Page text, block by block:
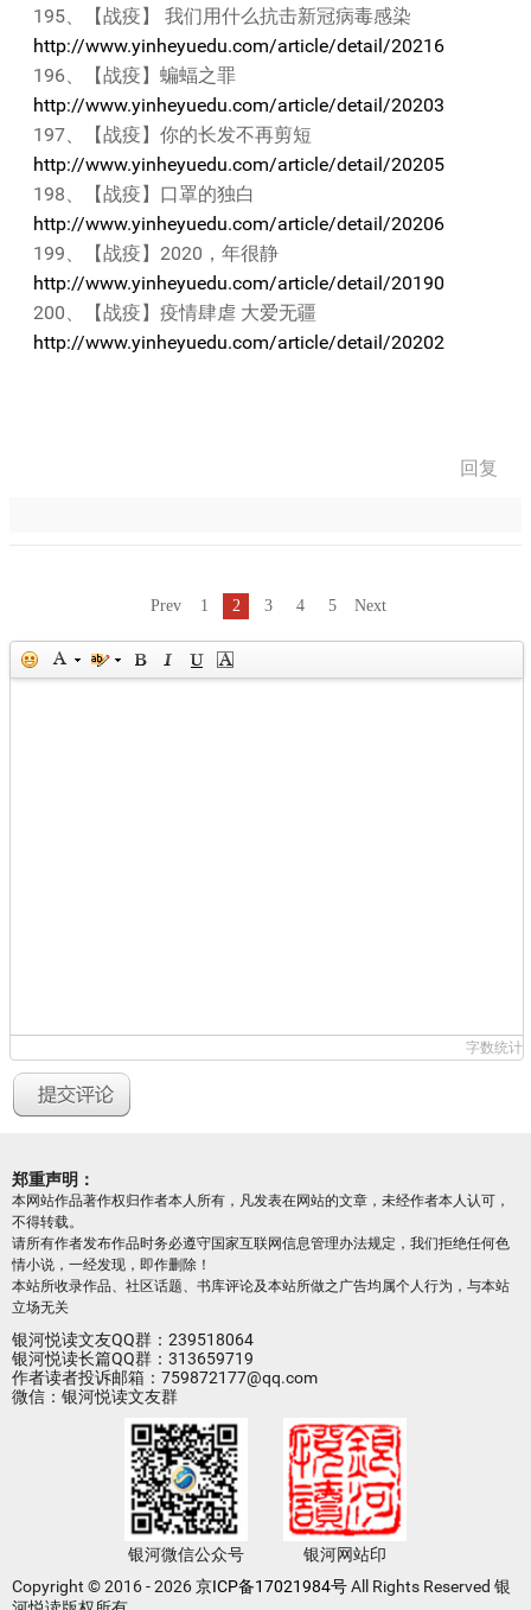
195、【战疫】 我们用什么抗击新冠病毒感染
http://www.yinheyuedu.com/article/detail/20216
196、【战疫】蝙蝠之罪
http://www.yinheyuedu.com/article/detail/20203
197、【战疫】你的长发不再剪短
http://www.yinheyuedu.com/article/detail/20205
198、【战疫】口罩的独白
http://www.yinheyuedu.com/article/detail/20206
199、【战疫】2020，年很静
http://www.yinheyuedu.com/article/detail/20190
200、【战疫】疫情肆虐 大爱无疆
http://www.yinheyuedu.com/article/detail/20202
回复
Prev 1 2 3 4 5 Next
字数统计
郑重声明：
本网站作品著作权归作者本人所有，凡发表在网站的文章，未经作者本人认可，
不得转载。
请所有作者发布作品时务必遵守国家互联网信息管理办法规定，我们拒绝任何色
情小说，一经发现，即作删除！
本站所收录作品、社区话题、书库评论及本站所做之广告均属个人行为，与本站
立场无关
银河悦读文友QQ群：239518064
银河悦读长篇QQ群：313659719
作者读者投诉邮箱：759872177@qq.com
微信：银河悦读文友群
银河微信公众号
银河网站印
Copyright © 2016 - 2026京ICP备17021984号All Rights Reserved 银